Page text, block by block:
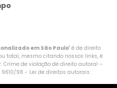
em São Paulo" é de direito
total, mesmo citando nossos links, é
de violação de direito autoral –
9610/98 - Lei de direitos autorais.